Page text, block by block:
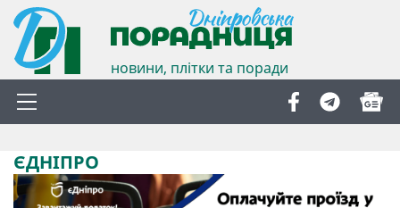
новини, плітки та поради
ЄДНІПРО